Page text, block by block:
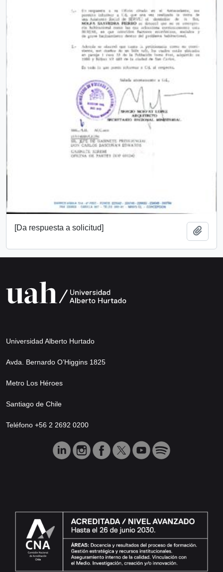
[Da respuesta a solicitud]
Universidad Alberto Hurtado
Avda. Bernardo O’Higgins 1825
Metro Los Héroes
Santiago de Chile
Teléfono +56 2 2692 0200